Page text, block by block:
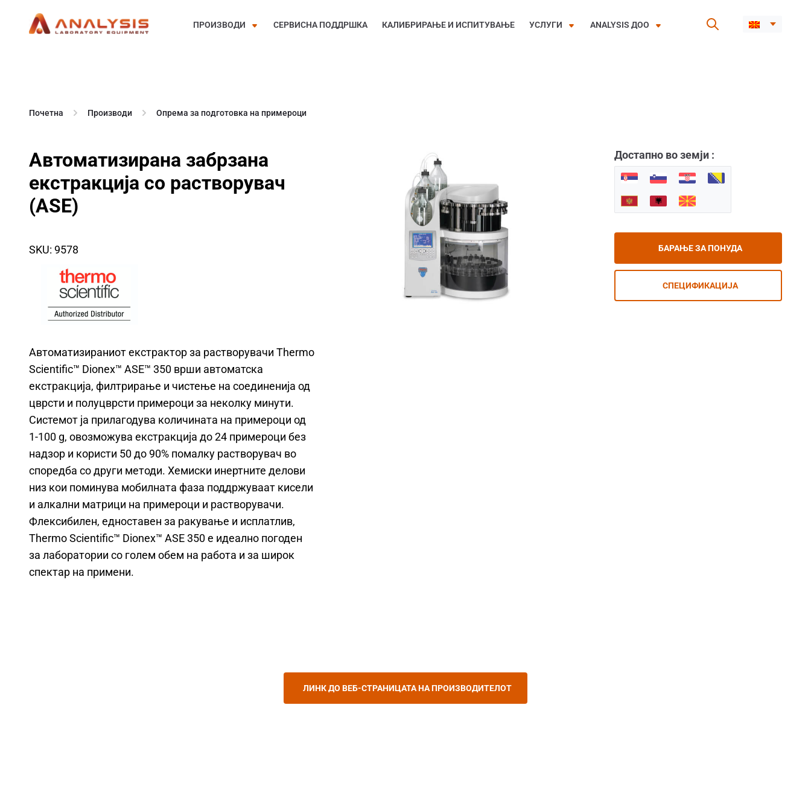
ПРОИЗВОДИ СЕРВИСНА ПОДДРШКА КАЛИБРИРАЊЕ И ИСПИТУВАЊЕ УСЛУГИ ANALYSIS ДОО
Почетна Производи Опрема за подготовка на примероци
Автоматизирана забрзана
екстракција со растворувач
(ASE)
SKU: 9578
Автоматизираниот екстрактор за растворувачи Thermo
Scientific™ Dionex™ ASE™ 350 врши автоматска
екстракција, филтрирање и чистење на соединенија од
цврсти и полуцврсти примероци за неколку минути.
Системот ја прилагодува количината на примероци од
1-100 g, овозможува екстракција до 24 примероци без
надзор и користи 50 до 90% помалку растворувач во
споредба со други методи. Хемиски инертните делови
низ кои поминува мобилната фаза поддржуваат кисели
и алкални матрици на примероци и растворувачи.
Флексибилен, едноставен за ракување и исплатлив,
Thermo Scientific™ Dionex™ ASE 350 е идеално погоден
за лаборатории со голем обем на работа и за широк
спектар на примени.
Достапно во земји :
БАРАЊЕ ЗА ПОНУДА
СПЕЦИФИКАЦИЈА
ЛИНК ДО ВЕБ-СТРАНИЦАТА НА ПРОИЗВОДИТЕЛОТ